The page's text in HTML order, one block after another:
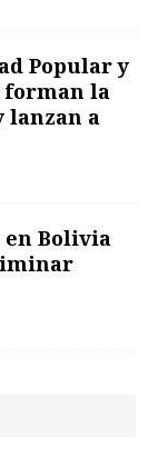
Popular y
forman la
lanzan a
Bolivia